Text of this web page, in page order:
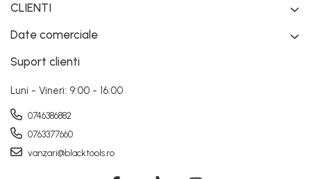
CLIENTI
Date comerciale
Suport clienti
Luni - Vineri: 9:00 - 16:00
0746386882
0763377660
vanzari@blacktools.ro